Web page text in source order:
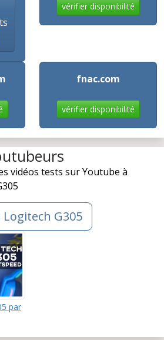
vérifier disponibilité
fnac.com
vérifier disponibilité
vidéos tests sur Youtube à
G305
par